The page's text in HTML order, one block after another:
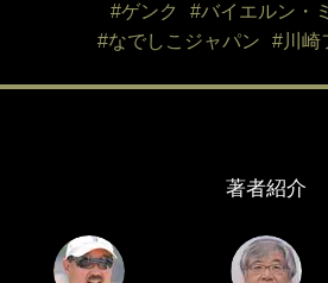
#ゲンク
#バイエルン・
#なでしこジャパン
#川崎
著者紹介